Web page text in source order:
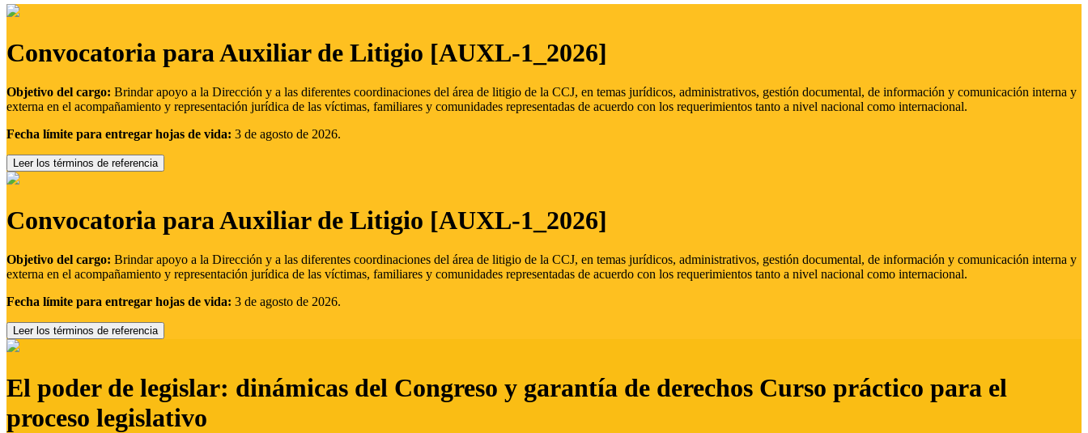
Convocatoria para Auxiliar de Litigio [AUXL-1_2026]
Objetivo del cargo: Brindar apoyo a la Dirección y a las diferentes coordinaciones del área de litigio de la CCJ, en temas jurídicos, administrativos, gestión documental, de información y comunicación interna y
externa en el acompañamiento y representación jurídica de las víctimas, familiares y comunidades representadas de acuerdo con los requerimientos tanto a nivel nacional como internacional.
Fecha límite para entregar hojas de vida: 3 de agosto de 2026.
Leer los términos de referencia
Convocatoria para Auxiliar de Litigio [AUXL-1_2026]
Objetivo del cargo: Brindar apoyo a la Dirección y a las diferentes coordinaciones del área de litigio de la CCJ, en temas jurídicos, administrativos, gestión documental, de información y comunicación interna y
externa en el acompañamiento y representación jurídica de las víctimas, familiares y comunidades representadas de acuerdo con los requerimientos tanto a nivel nacional como internacional.
Fecha límite para entregar hojas de vida: 3 de agosto de 2026.
Leer los términos de referencia
El poder de legislar: dinámicas del Congreso y garantía de derechos Curso práctico para el
proceso legislativo